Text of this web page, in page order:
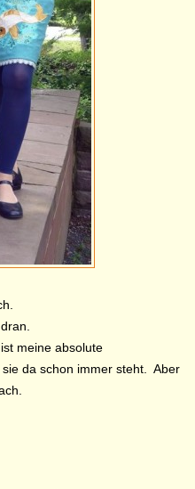
meine absolute
da schon immer steht. Aber